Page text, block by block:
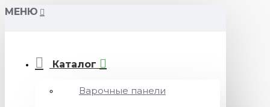
МЕНЮ
Каталог
Варочные панели